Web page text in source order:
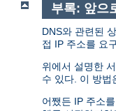
부록: 앞으
DNS와 관련된
접 IP 주소를 요
위에서 설명한
수 있다. 이 방법
어쨌든 IP 주소